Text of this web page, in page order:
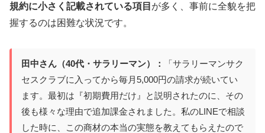
規約に小さく記載されている項目 が多く、事前に全貌を把
握するのは困難な状況です。
田中さん（40代・サラリーマン）：
「サラリーマンサク
セスクラブに入ってから毎月5,000円の請求が続いてい
ます。最初は『初期費用だけ』と説明されたのに、その
後も様々な理由で追加課金されました。私のLINEで相談
した時に、この商材の本当の実態を教えてもらえたので